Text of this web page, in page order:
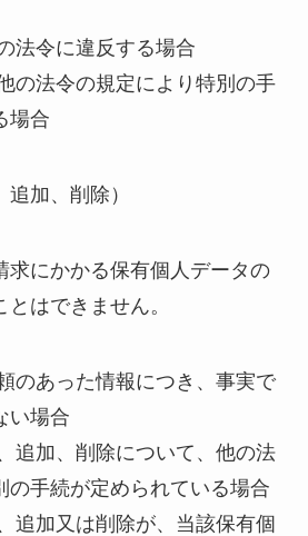
法令に違反する場合
の法令の規定により特別の手
場合
加、削除）
求にかかる保有個人データの
はできません。
のあった情報につき、事実で
い場合
追加、削除について、他の法
の手続が定められている場合
追加又は削除が、当該保有個